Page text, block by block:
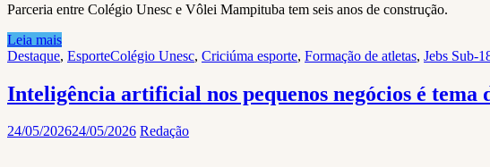
Parceria entre Colégio Unesc e Vôlei Mampituba tem seis anos de construção.
Leia mais
Destaque, EsporteColégio Unesc, Criciúma esporte, Formação de atletas, Jebs Sub-
Inteligência artificial nos pequenos negócios é
24/05/202624/05/2026 Redação